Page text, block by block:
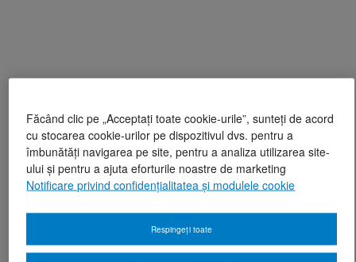
Făcând clic pe „Acceptați toate cookie-urile”, sunteți de acord
cu stocarea cookie-urilor pe dispozitivul dvs. pentru a
îmbunătăți navigarea pe site, pentru a analiza utilizarea site-
ului și pentru a ajuta eforturile noastre de marketing
Notificare privind confidențialitatea și modulele cookie
Respingeți toate